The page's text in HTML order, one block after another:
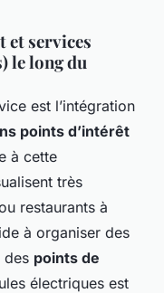
et services
le long du
est l’intégration
points d’intérêt
à cette
très
restaurants à
à organiser des
des points de
électriques est